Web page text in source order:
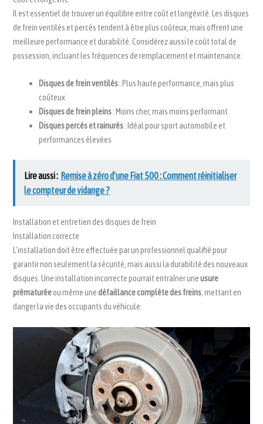
Il est essentiel de trouver un équilibre entre coût et longévité. Les disques
de frein ventilés et percés tendent à être plus coûteux, mais offrent une
meilleure performance et durabilité. Considérez aussi le coût total de
possession, incluant les fréquences de remplacement et maintenance.
Disques de frein ventilés: Plus haute performance, mais plus
coûteux
Disques de frein pleins: Moins cher, mais moins performant
Disques percés et rainurés: Idéal pour sport automobile et
performances élevées
Lire aussi : Remise à zéro d'une Fiat 500 : Comment réinitialiser
le compteur de vidange ?
Installation et entretien des disques de frein
Installation correcte
L’installation doit être effectuée par un professionnel qualifié pour
garantir non seulement la sécurité, mais aussi la durabilité des nouveaux
disques. Une installation incorrecte pourrait entraîner uneusure
prématuréeou même unedéfaillance complète des freins , mettant en
danger la vie des occupants du véhicule.